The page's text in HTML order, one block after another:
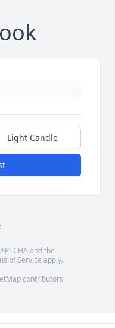
Light Candle
and the
of Service apply.
contributors